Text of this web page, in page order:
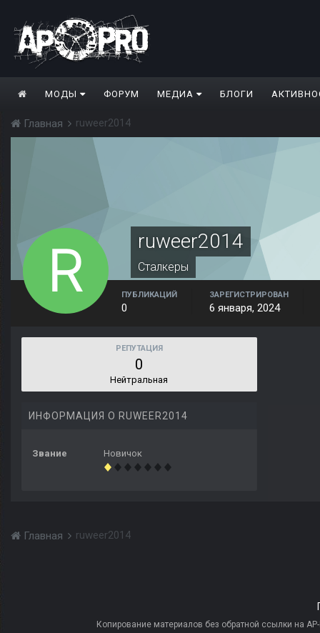
МОДЫ ФОРУМ МЕДИА БЛОГИ
Главная ruweer2014
ruweer2014
Сталкеры
ПУБЛИКАЦИЙ
0
ЗАРЕГИСТРИРОВАН
6 января, 2024
РЕПУТАЦИЯ
0
Нейтральная
ИНФОРМАЦИЯ О RUWEER2014
Звание Новичок
Главная ruweer2014
Копирование материалов без обратной ссылки на